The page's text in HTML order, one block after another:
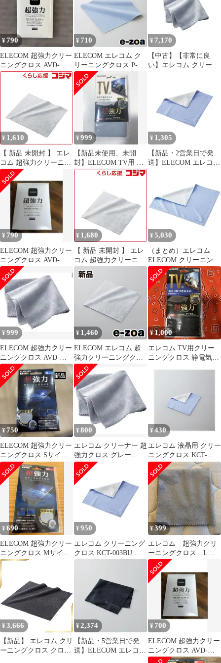
ーマX 水洗い可 グレー
AVDTVCC01M【沖縄離
島販売不可】
¥790
ELECOM 超強力クリー
ニングクロス AVD-
TVCC01 新品未使用
¥ 710
ELECOM エレコム ク
リーニングクロス P-
KCT1515 (2280888)
¥ 7,170
【中古】【非常に良
い】エレコム クリーナ
¥ 1,610
【 新品 未開封 】 エレ
コム 超強力クリーニン
グクロス「Ｍサイズ」
KCT‐006GY 未使用 送
料無料
¥999
【新品未使用、未開
封】ELECOM TV用 超
強力 クリーニングクロ
¥ 1,305
【新品・2営業日で発
送】ELECOM エレコム
¥ 790
ELECOM 超強力クリー
ニングクロス AVD-
TVCC01 新品未使用
品
¥ 1,680
【 新品 未開封 】 エレ
コム 超強力クリーニン
グクロス「Ｓサイズ」
KCT‐007GY 未使用 送
¥ 5,030
（まとめ）エレコム
ELECOM クリーニング
クロス KCT-004BU〔×5
セット〕
¥999
ELECOM 超強力クリー
ニングクロス AVD-
TVCC01
¥ 1,460
ELECOM エレコム 超
強力クリーニングクロ
スS KCT-007GY
(2373544)
¥1,000
エレコム TV用クリー
ニングクロス 静電気抑
¥750
ELECOM 超強力クリー
ニングクロス Sサイズ
KCT-007GY
¥ 800
エレコム クリーナー 超
強力クロス グレー
AVD-TVCC01
¥ 430
エレコム 液晶用 クリー
ニングクロス KCT-
003BU
¥690
ELECOM 超強力クリー
ニングクロス Mサイズ
KCT-006GY
¥ 950
エレコム クリーニング
クロス KCT-003BU （1
点）
¥399
エレコム 超強力クリ
ーニングクロス Lサ
イズ KCT-008GY
¥ 3,666
【新品】 エレコム クリ
ーニングクロス クロス
¥2,374
【新品・5営業日で発
送】ELECOM エレコム
¥ 700
ELECOM 超強力クリー
ニングクロス AVD-
TVCC01 新品未使用